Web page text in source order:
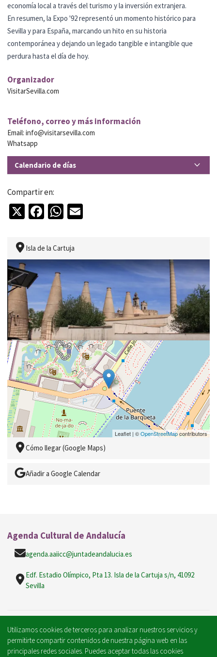
economía local a través del turismo y la inversión extranjera.
En resumen, la Expo '92 representó un momento histórico para
Sevilla y para España, marcando un hito en su historia
contemporánea y dejando un legado tangible e intangible que
perdura hasta el día de hoy.
Organizador
VisitarSevilla.com
Teléfono, correo y más información
Email: info@visitarsevilla.com
Whatsapp
Calendario de días
01 de Marzo de 2024
Compartir en:
X Facebook
WhatsApp
Isla de la Cartuja
Leaflet | ©OpenStreetMapcontributors
Cómo llegar (Google Maps)
Añadir a Google Calendar
Agenda Cultural de Andalucía
agenda.aaiicc@juntadeandalucia.es
Edf. Estadio Olímpico, Pta 13. Isla de la Cartuja s/n, 41092
Sevilla
Utilizamos cookies de terceros para analizar nuestros servicios y
permitirte compartir contenidos de nuestra página web en las
principales redes sociales. Puedes aceptar todas las cookies